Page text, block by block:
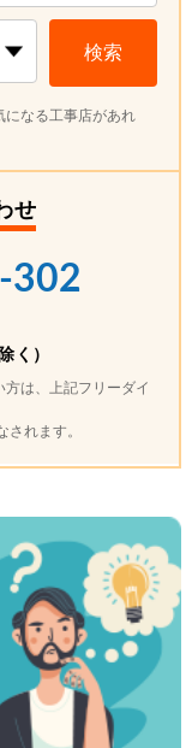
検索
になる工事店があれ
せ
302
く）
は、上記フリーダイ
されます。